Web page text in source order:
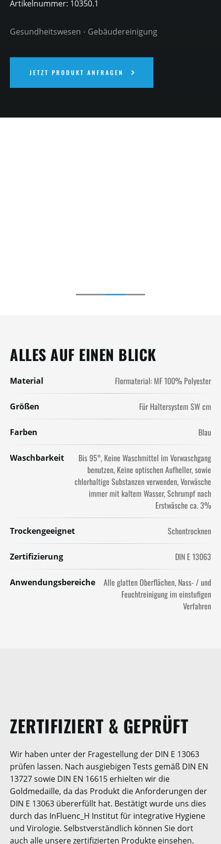
Artikelnummer: 10350.1
Gesundheitswesen Gebäudereinigung
JETZT PRODUKT ANFRAGEN
ALLES AUF EINEN BLICK
Material Flormaterial: MF 100% Polyester
Größen Für Haltersystem SW cm
Farben Blau
Waschbarkeit Bis 95° Keine Waschmittel im Vorwaschgang
benutzen Keine optischen Aufheller, sowie
chlorhaltige Substanzen verwenden Vorwäsche
immer mit kaltem Wasser Schrumpf nach
Erstwäsche ca. 3%
Trockengeeignet Schontrocknen
Zertifizierung DIN E 13063
Anwendungsbereiche Alle glatten Oberflächen Nass- / und
Feuchtreinigung im einstufigen
Verfahren
ZERTIFIZIERT & GEPRÜFT
Wir haben unter der Fragestellung der DIN E 13063
prüfen lassen. Nach ausgiebigen Tests gemäß DIN EN
13727 sowie DIN EN 16615 erhielten wir die
Goldmedaille, da das Produkt die Anforderungen der
DIN E 13063 übererfüllt hat. Bestätigt wurde uns dies
durch das InFluenc_H Institut für integrative Hygiene
und Virologie. Selbstverständlich können Sie dort
auch alle unsere zertifizierten Produkte einsehen.